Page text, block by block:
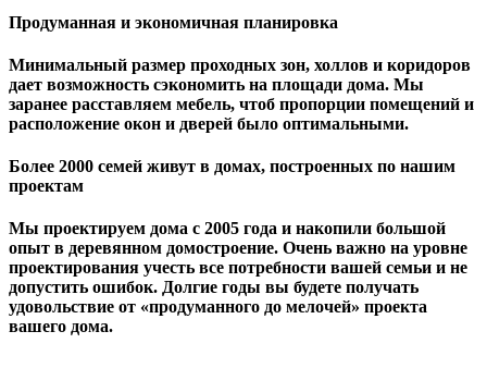
Продуманная и экономичная планировка
Минимальный размер проходных зон, холлов и коридоров
дает возможность сэкономить на площади дома. Мы
заранее расставляем мебель, чтоб пропорции помещений и
расположение окон и дверей было оптимальными.
Более 2000 семей живут в домах, построенных по нашим
проектам
Мы проектируем дома с 2005 года и накопили большой
опыт в деревянном домостроение. Очень важно на уровне
проектирования учесть все потребности вашей семьи и не
допустить ошибок. Долгие годы вы будете получать
удовольствие от «продуманного до мелочей» проекта
вашего дома.